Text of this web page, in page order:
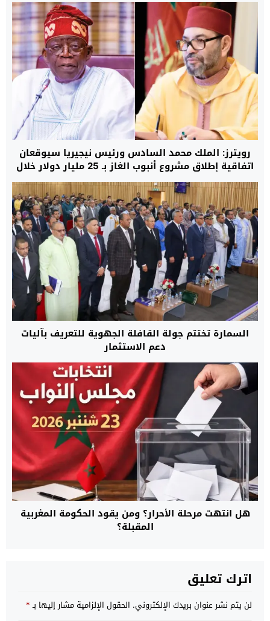
رويترز: الملك محمد السادس ورئيس نيجيريا سيوقعان
اتفاقية إطلاق مشروع أنبوب الغاز بـ 25 مليار دولار خلال
الربع الأخير من 2026
السمارة تختتم جولة القافلة الجهوية للتعريف بآليات
دعم الاستثمار
هل انتهت مرحلة الأحرار؟ ومن يقود الحكومة المغربية
المقبلة؟
اترك تعليق
لن يتم نشر عنوان بريدك الإلكتروني. الحقول الإلزامية مشار إليها بـ*